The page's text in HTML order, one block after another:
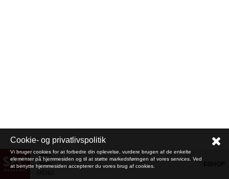
Cookie- og privatlivspolitik
Vi bruger cookies for at forbedre din oplevelse, vurdere brugen af de enkelte
elementer på hjemmesiden og til at støtte markedsføringen af vores services. Ved
at benytte hjemmesiden accepterer du vores brug af cookies.